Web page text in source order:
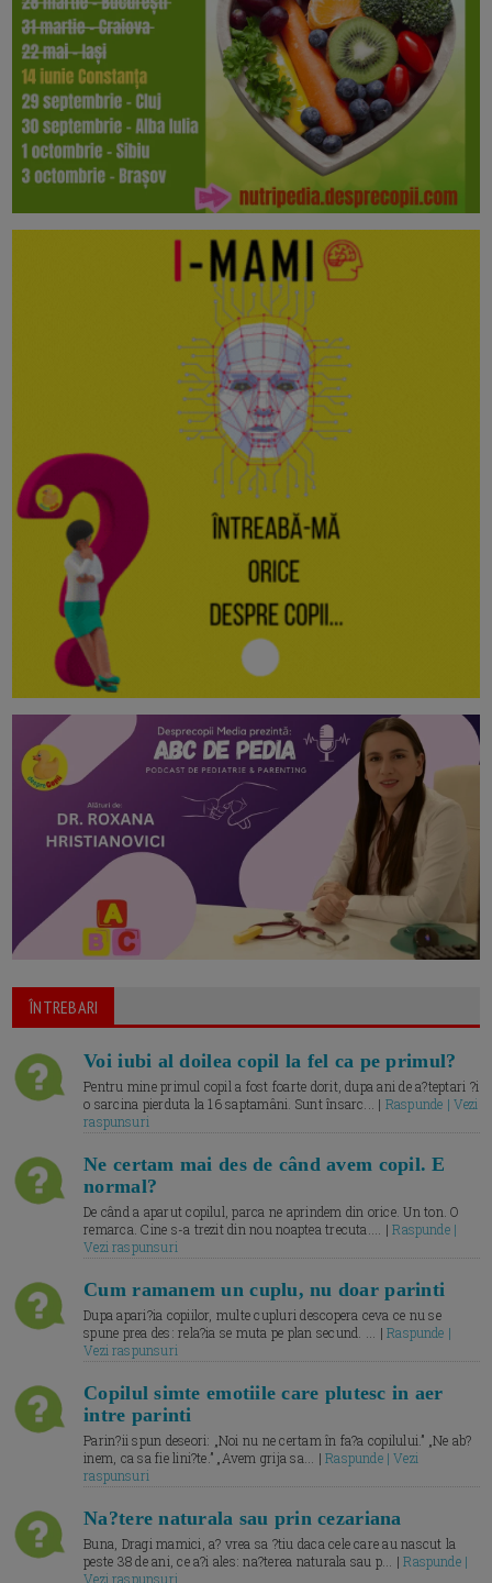
ÎNTREBARI
Voi iubi al doilea copil la fel ca pe primul?
Pentru mine primul copil a fost foarte dorit, dupa ani de a?teptari ?i
o sarcina pierduta la 16 saptamâni. Sunt însarc... | Raspunde | Vezi
raspunsuri
Ne certam mai des de când avem copil. E
normal?
De când a aparut copilul, parca ne aprindem din orice. Un ton. O
remarca. Cine s-a trezit din nou noaptea trecuta.... |Raspunde |
Vezi raspunsuri
Cum ramanem un cuplu, nu doar parinti
Dupa apari?ia copiilor, multe cupluri descopera ceva ce nu se
spune prea des: rela?ia se muta pe plan secund. ... |Raspunde |
Vezi raspunsuri
Copilul simte emotiile care plutesc in aer
intre parinti
Parin?ii spun deseori: „Noi nu ne certam în fa?a copilului.” „Ne ab?
inem, ca sa fie lini?te.” „Avem grija sa... |Raspunde | Vezi
raspunsuri
Na?tere naturala sau prin cezariana
Buna, Dragi mamici, a? vrea sa ?tiu daca cele care au nascut la
peste 38 de ani, ce a?i ales: na?terea naturala sau p... |Raspunde |
Vezi raspunsuri